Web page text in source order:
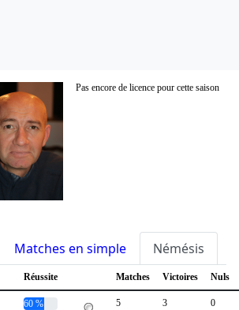
Pas encore de licence pour cette saison
Matches en simple Némésis
Réussite Matches Victoires Nuls
60 % 5 3 0